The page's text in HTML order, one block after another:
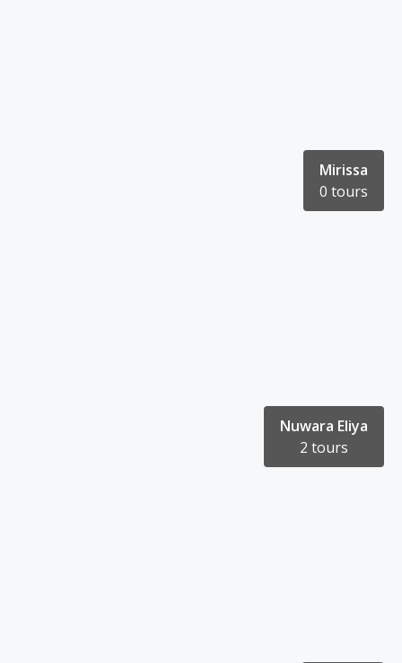
Mirissa
0 tours
Nuwara Eliya
2 tours